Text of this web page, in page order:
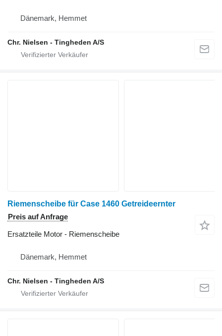
Dänemark, Hemmet
Chr. Nielsen - Tingheden A/S
Riemenscheibe für Case 1460 Getreideernter
Preis auf Anfrage
Ersatzteile Motor - Riemenscheibe
Dänemark, Hemmet
Chr. Nielsen - Tingheden A/S